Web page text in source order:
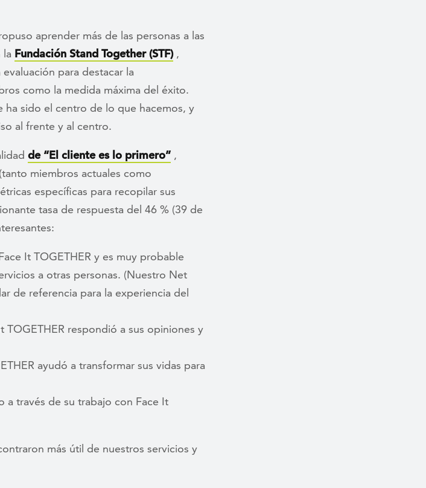
aprender más de las personas a las
la Fundación Stand Together (STF),
para destacar la
como la medida máxima del éxito.
ha sido el centro de lo que hacemos, y
al frente y al centro.
de “El cliente es lo primero” ,
miembros actuales como
específicas para recopilar sus
tasa de respuesta del 46 % (39 de
It TOGETHER y es muy probable
a otras personas. (Nuestro Net
de referencia para la experiencia del
respondió a sus opiniones y
ayudó a transformar sus vidas para
través de su trabajo con Face It
más útil de nuestros servicios y